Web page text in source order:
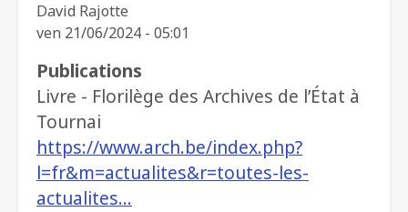
David Rajotte
ven 21/06/2024 - 05:01
Publications
Livre - Florilège des Archives de l’État à
Tournai
https://www.arch.be/index.php?
l=fr&m=actualites&r=toutes-les-
actualites…